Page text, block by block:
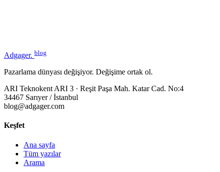
Adgager. blog
Pazarlama dünyası değişiyor. Değişime ortak ol.
ARI Teknokent ARI 3 · Reşit Paşa Mah. Katar Cad. No:4
34467 Sarıyer / İstanbul
blog@adgager.com
Keşfet
Ana sayfa
Tüm yazılar
Arama